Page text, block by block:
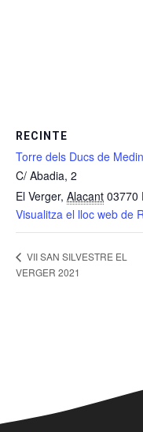
RECINTE
Torre dels Ducs de
C/ Abadia, 2
El Verger, Alacant 03770
Visualitza el lloc web de
VII SAN SILVESTRE EL
VERGER 2021